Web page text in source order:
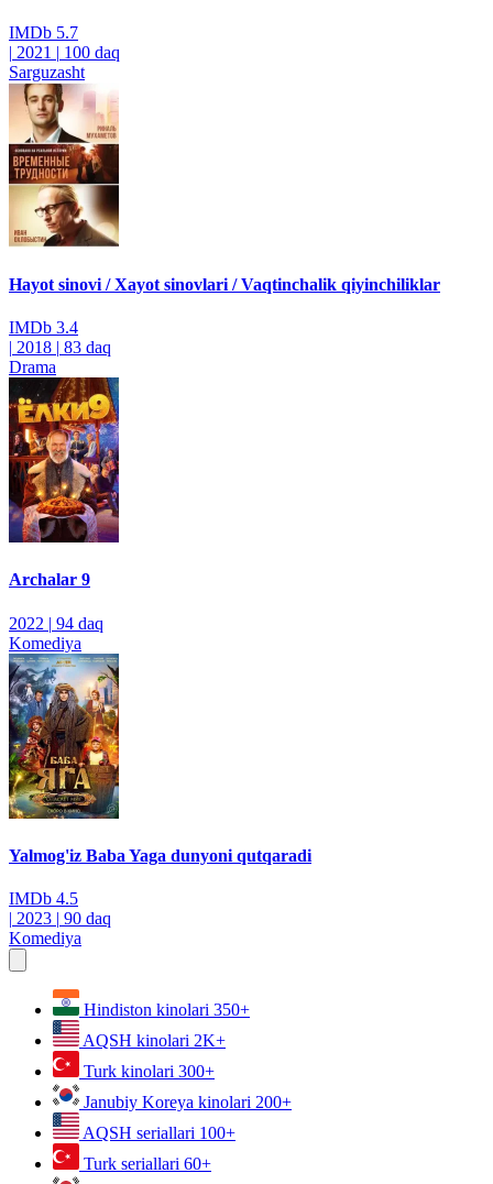
IMDb 5.7
| 2021 | 100 daq
Sarguzasht
Hayot sinovi / Xayot sinovlari / Vaqtinchalik qiyinchiliklar
IMDb 3.4
| 2018 | 83 daq
Drama
Archalar 9
2022 | 94 daq
Komediya
Yalmog'iz Baba Yaga dunyoni qutqaradi
IMDb 4.5
| 2023 | 90 daq
Komediya
Hindiston kinolari 350+
AQSH kinolari 2K+
Turk kinolari 300+
Janubiy Koreya kinolari 200+
AQSH seriallari 100+
Turk seriallari 60+